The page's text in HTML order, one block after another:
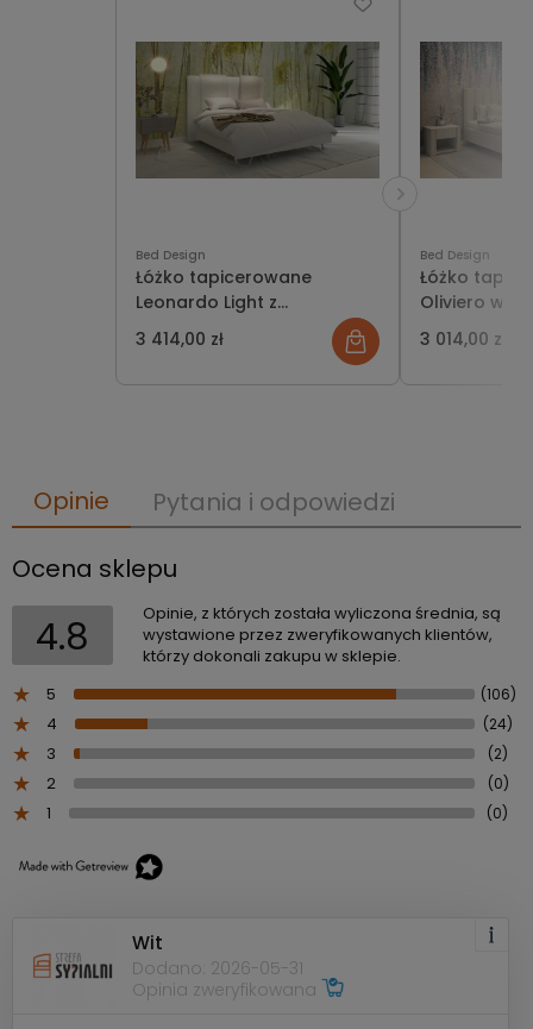
Bed Design
Łóżko tapicerowane
Leonardo Light z
pojemnikiem lub bez
3 414,00 zł
Bed Design
Łóżko
Oliviero
3 014,00 zł
Opinie
Pytania i odpowiedzi
Ocena sklepu
4.8
Opinie, z których została wyliczona średnia, są
wystawione przez zweryfikowanych klientów,
którzy dokonali zakupu w sklepie.
5
(106)
4 (24)
3 (2)
2 (0)
1 (0)
Wit
Dodano: 2026-05-31
Opinia zweryfikowana